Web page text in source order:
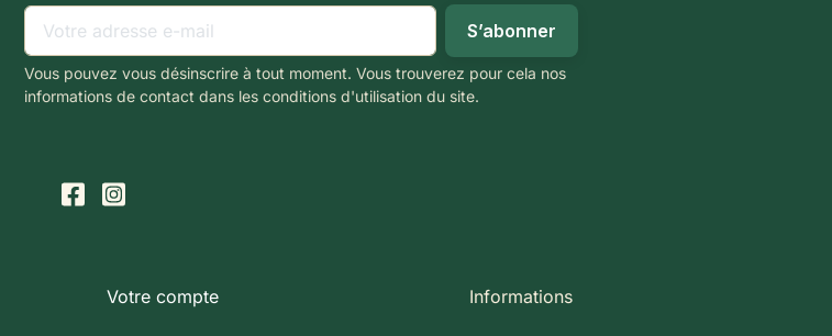
Vous pouvez vous désinscrire à tout moment. Vous trouverez pour cela nos
informations de contact dans les conditions d'utilisation du site.
Votre compte Informations